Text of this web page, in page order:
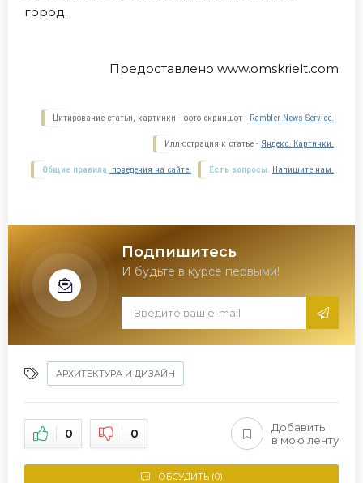
город.
Предоставлено www.omskrielt.com
Цитирование статьи, картинки - фото скриншот - Rambler News Service.
Иллюстрация к статье - Яндекс. Картинки.
Есть вопросы. Напишите нам.
Общие правила поведения на сайте.
Подпишитесь
И будьте в курсе первыми!
АРХИТЕКТУРА И ДИЗАЙН
0 0
Добавить
в мою ленту
ОБСУДИТЬ (0)